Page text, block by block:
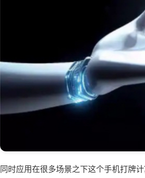
同时应用在很多场景之下这个手机打牌